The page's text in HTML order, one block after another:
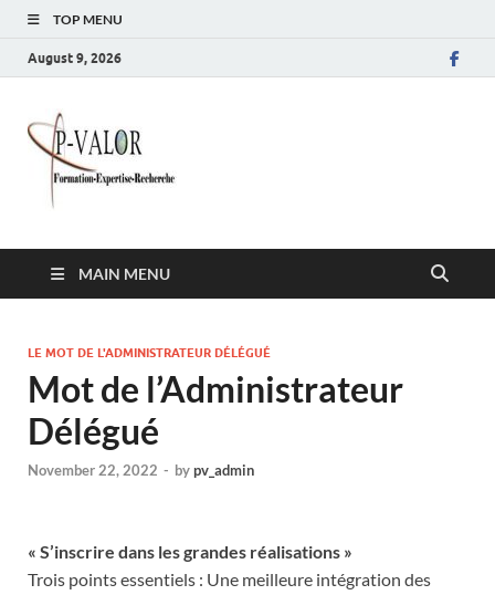
TOP MENU
August 9, 2026
MAIN MENU
LE MOT DE L'ADMINISTRATEUR DÉLÉGUÉ
Mot de l’Administrateur
Délégué
November 22, 2022 - bypv_admin
« S’inscrire dans les grandes réalisations »
Trois points essentiels : Une meilleure intégration des